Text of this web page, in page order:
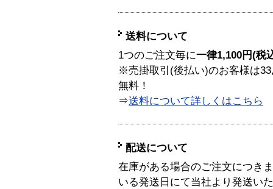
送料について
1つのご注文毎に一律1,100円(税
※売掛取引(後払い)のお客様は
無料！
⇒送料について詳しくはこちら
配送について
在庫がある場合のご注文につき
いる発送日にて当社より発送い